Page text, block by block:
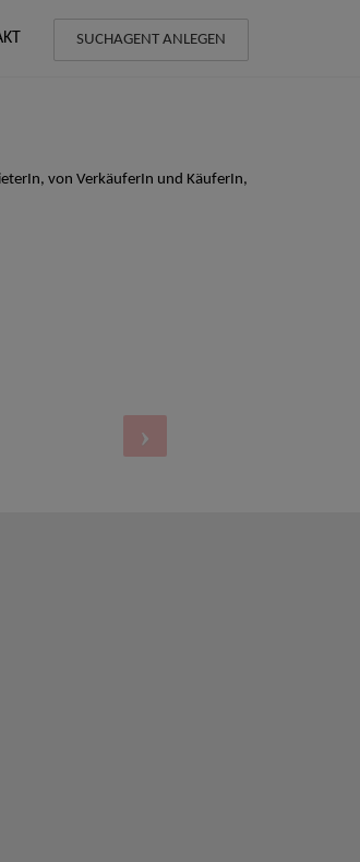
SUCHAGENT ANLEGEN
von VerkäuferIn und KäuferIn,